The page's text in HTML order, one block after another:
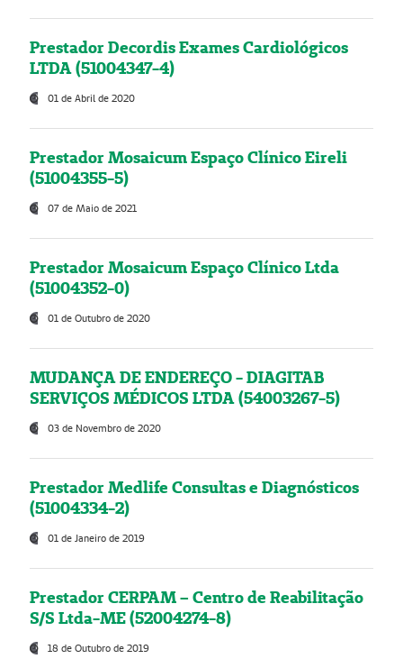
Prestador Decordis Exames Cardiológicos
LTDA (51004347-4)
01 de Abril de 2020
Prestador Mosaicum Espaço Clínico Eireli
(51004355-5)
07 de Maio de 2021
Prestador Mosaicum Espaço Clínico Ltda
(51004352-0)
01 de Outubro de 2020
MUDANÇA DE ENDEREÇO - DIAGITAB
SERVIÇOS MÉDICOS LTDA (54003267-5)
03 de Novembro de 2020
Prestador Medlife Consultas e Diagnósticos
(51004334-2)
01 de Janeiro de 2019
Prestador CERPAM – Centro de Reabilitação
S/S Ltda-ME (52004274-8)
18 de Outubro de 2019